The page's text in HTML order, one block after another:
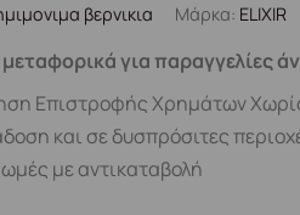
βερνικια Μάρκα: ELIXIR
για παραγγελίες
Επιστροφής Χρημάτων
και σε δυσπρόσιτες
με αντικαταβολή